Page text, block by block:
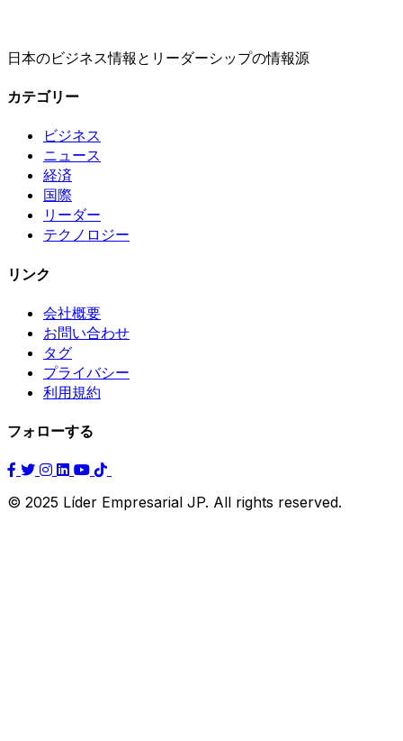
日本のビジネス情報とリーダーシップの情報源
カテゴリー
ビジネス
ニュース
経済
国際
リーダー
テクノロジー
リンク
会社概要
お問い合わせ
タグ
プライバシー
利用規約
フォローする
© 2025 Líder Empresarial JP. All rights reserved.